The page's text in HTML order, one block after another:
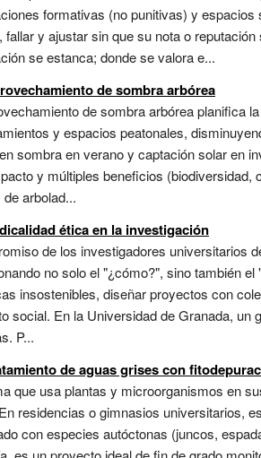
formativas (no punitivas) y
fallar y ajustar sin que su nota o
se estanca; donde se valora e...
de sombra arbórea
de sombra arbórea planifica
y espacios peatonales,
sombra en verano y captación solar en
y múltiples beneficios
arbolad...
ética en la investigación
de los investigadores universitarios
no solo el "¿cómo?", sino también
insostenibles, diseñar proyectos con
social. En la Universidad de Granada, un
P...
de aguas grises con
que usa plantas y microorganismos en
residencias o gimnasios universitarios,
con especies autóctonas (juncos,